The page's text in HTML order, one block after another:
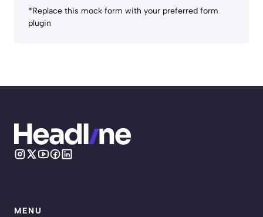
*Replace this mock form with your preferred form
plugin
MENU